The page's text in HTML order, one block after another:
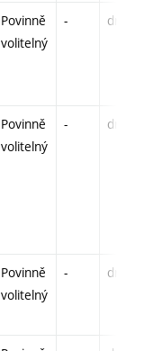
Povinně
volitelný
- drzk
Povinně
volitelný
- drzk
Povinně
volitelný
- drzk